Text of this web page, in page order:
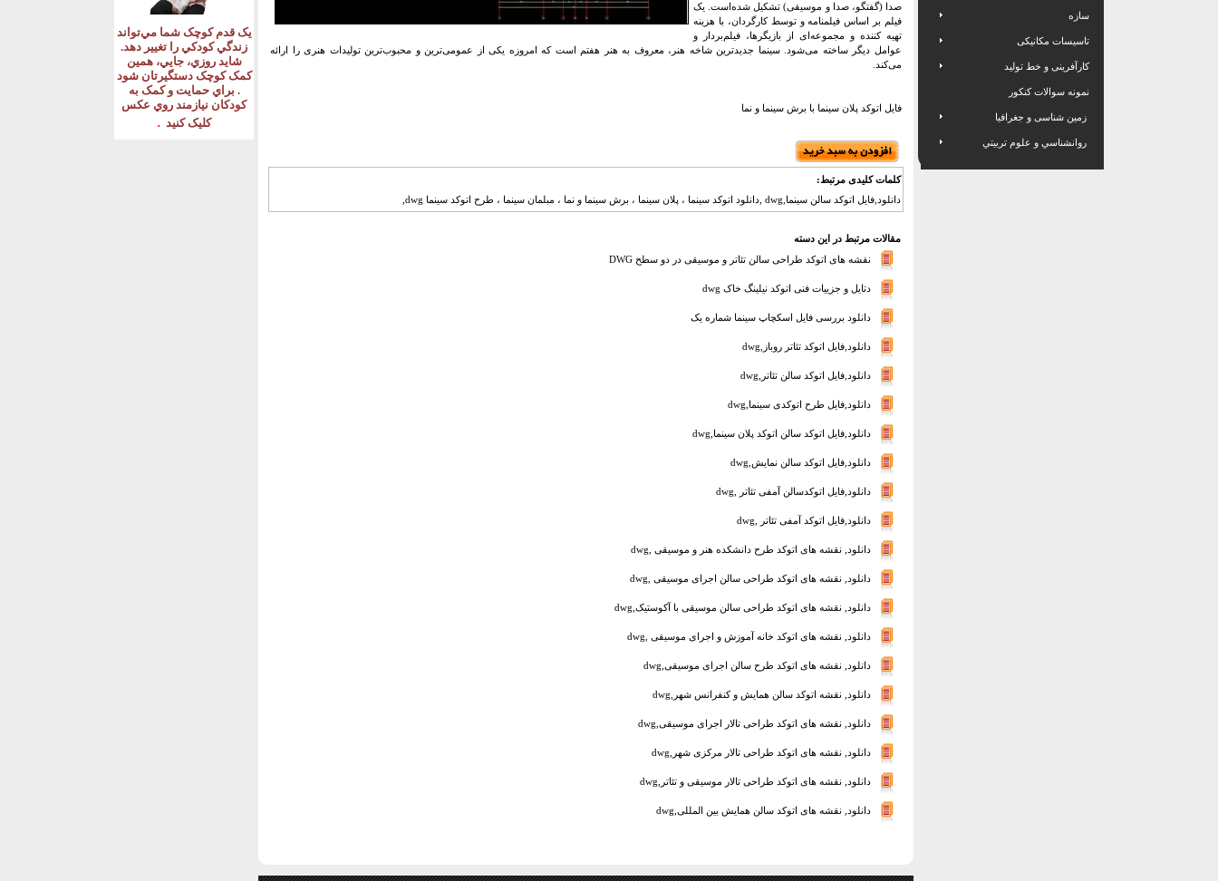
يک قدم کوچک شما مي‌تواند
زندگي کودکي را تغيير دهد.
شايد روزي، جايي، همين
کمک کوچک دستگيرتان شود
. براي حمايت و کمک به
کودکان نيازمند روي عکس
کليک کنيد .
صدا (گفتگو، صدا و موسیقی) تشکیل شده‌است. یک
فیلم بر اساس فیلمنامه و توسط کارگردان، با هزینه
تهیه کننده و مجموعه‌ای از بازیگرها، فیلم‌بردار و
عوامل دیگر ساخته می‌شود. سینما جدیدترین شاخه هنر، معروف به هنر هفتم است که امروزه یکی از عمومی‌ترین و محبوب‌ترین تولیدات هنری را ارائه
می‌کند.
فایل اتوکد پلان سینما با برش سینما و نما
کلمات کلیدی مرتبط:
دانلود,فایل اتوکد سالن سینما,dwg ,دانلود اتوکد سینما ، پلان سینما ، برش سینما و نما ، مبلمان سینما ، طرح اتوکد سینما dwg,
مقالات مرتبط در این دسته
نقشه های اتوکد طراحی سالن تئاتر و موسیقی در دو سطح DWG
دتایل و جزییات فنی اتوکد نیلینگ خاک dwg
دانلود بررسی فایل اسکچاپ سینما شماره یک
دانلود,فایل اتوکد تئاتر روباز,dwg
دانلود,فایل اتوکد سالن تئاتر,dwg
دانلود,فایل طرح اتوکدی سینما,dwg
دانلود,فایل اتوکد سالن اتوکد پلان سینما,dwg
دانلود,فایل اتوکد سالن نمایش,dwg
دانلود,فایل اتوکدسالن آمفی تئاتر ,dwg
دانلود,فایل اتوکد آمفی تئاتر ,dwg
دانلود, نقشه های اتوکد طرح دانشکده هنر و موسیقی ,dwg
دانلود, نقشه های اتوکد طراحی سالن اجرای موسیقی ,dwg
دانلود, نقشه های اتوکد طراحی سالن موسیقی با آکوستیک,dwg
دانلود, نقشه های اتوکد خانه آموزش و اجرای موسیقی ,dwg
دانلود, نقشه های اتوکد طرح سالن اجرای موسیقی,dwg
دانلود, نقشه اتوکد سالن همایش و کنفرانس شهر,dwg
دانلود, نقشه های اتوکد طراحی تالار اجرای موسیقی,dwg
دانلود, نقشه های اتوکد طراحی تالار مرکزی شهر,dwg
دانلود, نقشه های اتوکد طراحی تالار موسیقی و تئاتر,dwg
دانلود, نقشه های اتوکد سالن همایش بین المللی,dwg
سازه
تاسیسات مکانیکی
کارآفرینی و خط تولید
نمونه سوالات کنکور
زمین شناسی و جغرافیا
روانشناسي و علوم تربيتي